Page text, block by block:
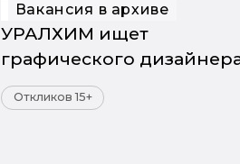
Вакансия в архиве
УРАЛХИМ ищет
графического
Откликов 15+